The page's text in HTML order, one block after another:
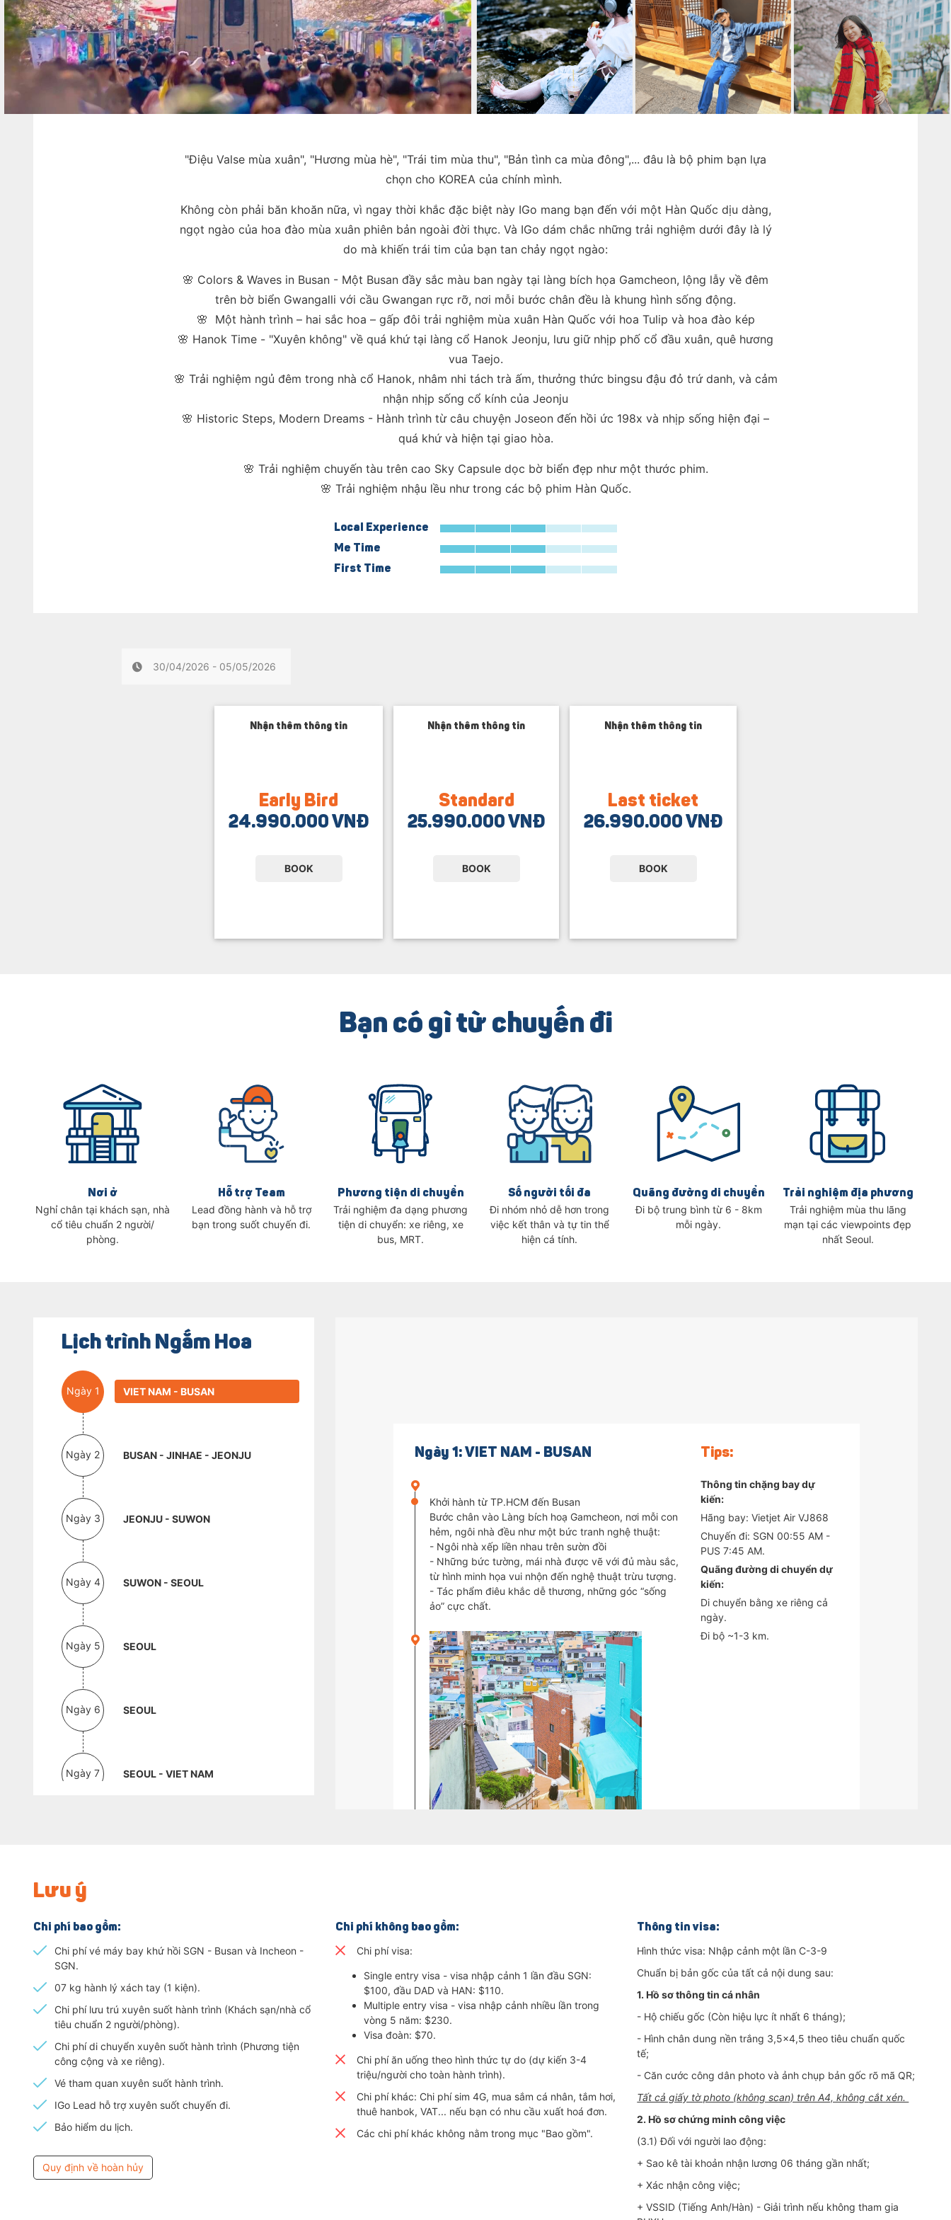
"Điệu Valse mùa xuân", "Hương mùa hè", "Trái tim mùa thu", "Bản tình ca mùa đông",... đâu là bộ phim bạn lựa
chọn cho KOREA của chính mình.
Không còn phải băn khoăn nữa, vì ngay thời khắc đặc biệt này IGo mang bạn đến với một Hàn Quốc dịu dàng,
ngọt ngào của hoa đào mùa xuân phiên bản ngoài đời thực. Và IGo dám chắc những trải nghiệm dưới đây là lý
do mà khiến trái tim của bạn tan chảy ngọt ngào:
🌸 Colors & Waves in Busan - Một Busan đầy sắc màu ban ngày tại làng bích họa Gamcheon, lộng lẫy về đêm
trên bờ biển Gwangalli với cầu Gwangan rực rỡ, nơi mỗi bước chân đều là khung hình sống động.
🌸 Một hành trình – hai sắc hoa – gấp đôi trải nghiệm mùa xuân Hàn Quốc với hoa Tulip và hoa đào kép
🌸 Hanok Time - "Xuyên không" về quá khứ tại làng cổ Hanok Jeonju, lưu giữ nhịp phố cổ đầu xuân, quê hương
vua Taejo.
🌸 Trải nghiệm ngủ đêm trong nhà cổ Hanok, nhâm nhi tách trà ấm, thưởng thức bingsu đậu đỏ trứ danh, và cảm
nhận nhịp sống cổ kính của Jeonju
🌸 Historic Steps, Modern Dreams - Hành trình từ câu chuyện Joseon đến hồi ức 198x và nhịp sống hiện đại –
quá khứ và hiện tại giao hòa.
🌸 Trải nghiệm chuyến tàu trên cao Sky Capsule dọc bờ biển đẹp như một thước phim.
🌸 Trải nghiệm nhậu lều như trong các bộ phim Hàn Quốc.
Local Experience
Me Time
First Time
30/04/2026 - 05/05/2026
Nhận thêm thông tin
Early Bird
24.990.000 VNĐ
BOOK
Nhận thêm thông tin
Standard
25.990.000 VNĐ
BOOK
Nhận thêm thông tin
Last ticket
26.990.000 VNĐ
BOOK
Bạn có gì từ chuyến đi
Nơi ở
Nghỉ chân tại khách sạn, nhà
cổ tiêu chuẩn 2 người/
phòng.
Hỗ trợ Team
Lead đồng hành và hỗ trợ
bạn trong suốt chuyến đi.
Phương tiện di chuyển
Trải nghiệm đa dạng phương
tiện di chuyển: xe riêng, xe
bus, MRT.
Số người tối đa
Đi nhóm nhỏ dễ hơn trong
việc kết thân và tự tin thể
hiện cá tính.
Quãng đường di chuyển
Đi bộ trung bình từ 6 - 8km
mỗi ngày.
Trải nghiệm địa phương
Trải nghiệm mùa thu lãng
mạn tại các viewpoints đẹp
nhất Seoul.
Lịch trình Ngắm Hoa
Ngày 1 VIET NAM - BUSAN
Ngày 2 BUSAN - JINHAE - JEONJU
Ngày 3 JEONJU - SUWON
Ngày 4 SUWON - SEOUL
Ngày 5 SEOUL
Ngày 6 SEOUL
Ngày 7 SEOUL - VIET NAM
Ngày 1: VIET NAM - BUSAN
Khởi hành từ TP.HCM đến Busan
Bước chân vào Làng bích hoạ Gamcheon, nơi mỗi con
hẻm, ngôi nhà đều như một bức tranh nghệ thuật:
- Ngôi nhà xếp liền nhau trên sườn đồi
- Những bức tường, mái nhà được vẽ với đủ màu sắc,
từ hình minh họa vui nhộn đến nghệ thuật trừu tượng.
- Tác phẩm điêu khắc dễ thương, những góc “sống
ảo” cực chất.
Từ sashimi cá tươi rói, mực, tôm cho đến các món chế
Tips:
Thông tin chặng bay dự
kiến:
Hãng bay: Vietjet Air VJ868
Chuyến đi: SGN 00:55 AM -
PUS 7:45 AM.
Quãng đường di chuyển dự
kiến:
Di chuyển bằng xe riêng cả
ngày.
Đi bộ ~1-3 km.
Lưu ý
Chi phí bao gồm:
Chi phí vé máy bay khứ hồi SGN - Busan và Incheon -
SGN.
07 kg hành lý xách tay (1 kiện).
Chi phí lưu trú xuyên suốt hành trình (Khách sạn/nhà cổ
tiêu chuẩn 2 người/phòng).
Chi phí di chuyển xuyên suốt hành trình (Phương tiện
công cộng và xe riêng).
Vé tham quan xuyên suốt hành trình.
IGo Lead hỗ trợ xuyên suốt chuyến đi.
Bảo hiểm du lịch.
Quy định về hoàn hủy
Chi phí không bao gồm:
Chi phí visa:
Single entry visa - visa nhập cảnh 1 lần đầu SGN:
$100, đầu DAD và HAN: $110.
Multiple entry visa - visa nhập cảnh nhiều lần trong
vòng 5 năm: $230.
Visa đoàn: $70.
Chi phí ăn uống theo hình thức tự do (dự kiến 3-4
triệu/người cho toàn hành trình).
Chi phí khác: Chi phí sim 4G, mua sắm cá nhân, tắm hơi,
thuê hanbok, VAT... nếu bạn có nhu cầu xuất hoá đơn.
Các chi phí khác không nằm trong mục "Bao gồm".
Thông tin visa:
Hình thức visa: Nhập cảnh một lần C-3-9
Chuẩn bị bản gốc của tất cả nội dung sau:
1. Hồ sơ thông tin cá nhân
- Hộ chiếu gốc (Còn hiệu lực ít nhất 6 tháng);
- Hình chân dung nền trắng 3,5x4,5 theo tiêu chuẩn quốc
tế;
- Căn cước công dân photo và ảnh chụp bản gốc rõ mã QR;
Tất cả giấy tờ photo (không scan) trên A4, không cắt xén.
2. Hồ sơ chứng minh công việc
(3.1) Đối với người lao động:
+ Sao kê tài khoản nhận lương 06 tháng gần nhất;
+ Xác nhận công việc;
+ VSSID (Tiếng Anh/Hàn) - Giải trình nếu không tham gia